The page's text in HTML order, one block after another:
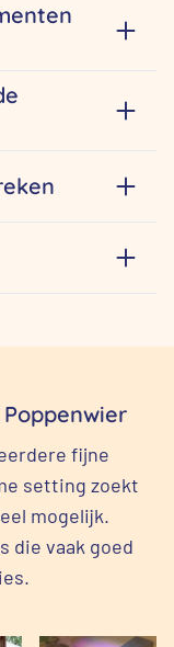
fijne
setting zoekt
mogelijk.
die vaak goed